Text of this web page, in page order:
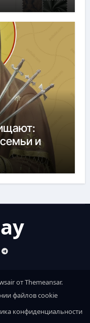
и
отThemeansar.
файлов cookie
конфиденциальности